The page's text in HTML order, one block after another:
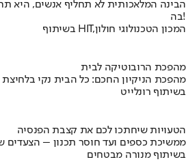
הבינה המלאכותית לא תחליף אנשים, היא
בה!
בשיתוף HIT,המכון הטכנולוגי חולון
מהפכת הרובוטיקה לבית
מהפכת הניקיון החכם: כל הבית נקי
בשיתוף רונלייט
הטעויות שיחתכו לכם את קצבת הפנסיה
ממשיכת כספים ועד חוסר תכנון – הצעדים
בשיתוף מנורה מבטחים